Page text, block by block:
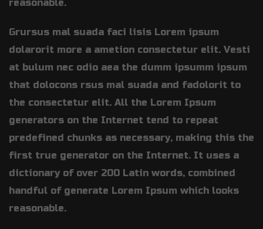
reasonable.
Grursus mal suada faci lisis Lorem ipsum
dolarorit more a ametion consectetur elit. Vesti
at bulum nec odio aea the dumm ipsumm ipsum
that dolocons rsus mal suada and fadolorit to
the consectetur elit. All the Lorem Ipsum
generators on the Internet tend to repeat
predefined chunks as necessary, making this the
first true generator on the Internet. It uses a
dictionary of over 200 Latin words, combined
handful of generate Lorem Ipsum which looks
reasonable.